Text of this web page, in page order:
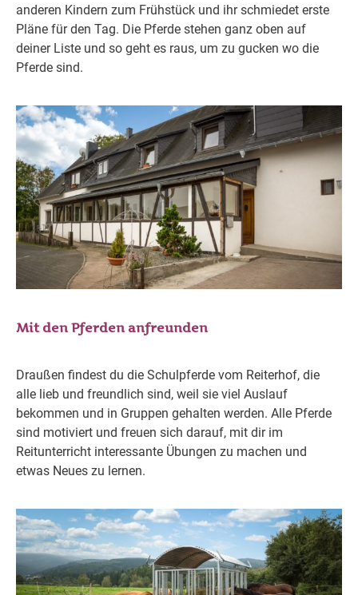
anderen Kindern zum Frühstück und ihr schmiedet erste
Pläne für den Tag. Die Pferde stehen ganz oben auf
deiner Liste und so geht es raus, um zu gucken wo die
Pferde sind.
Mit den Pferden anfreunden
Draußen findest du die Schulpferde vom Reiterhof, die
alle lieb und freundlich sind, weil sie viel Auslauf
bekommen und in Gruppen gehalten werden. Alle Pferde
sind motiviert und freuen sich darauf, mit dir im
Reitunterricht interessante Übungen zu machen und
etwas Neues zu lernen.